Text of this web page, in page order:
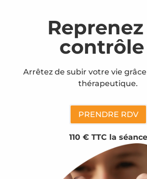
contrôle
Arrêtez de subir votre vie grâce
thérapeutique.
PRENDRE RDV
110 € TTC la séance